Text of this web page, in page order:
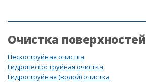
Очистка поверхностей
Пескоструйная очистка
Гидропескоструйная очистка
Гидроструйная (водой) очистка